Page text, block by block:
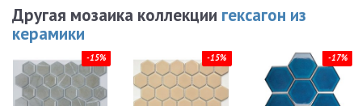
Другая мозаика коллекции гексагон из
керамики
-15% -15% -17%